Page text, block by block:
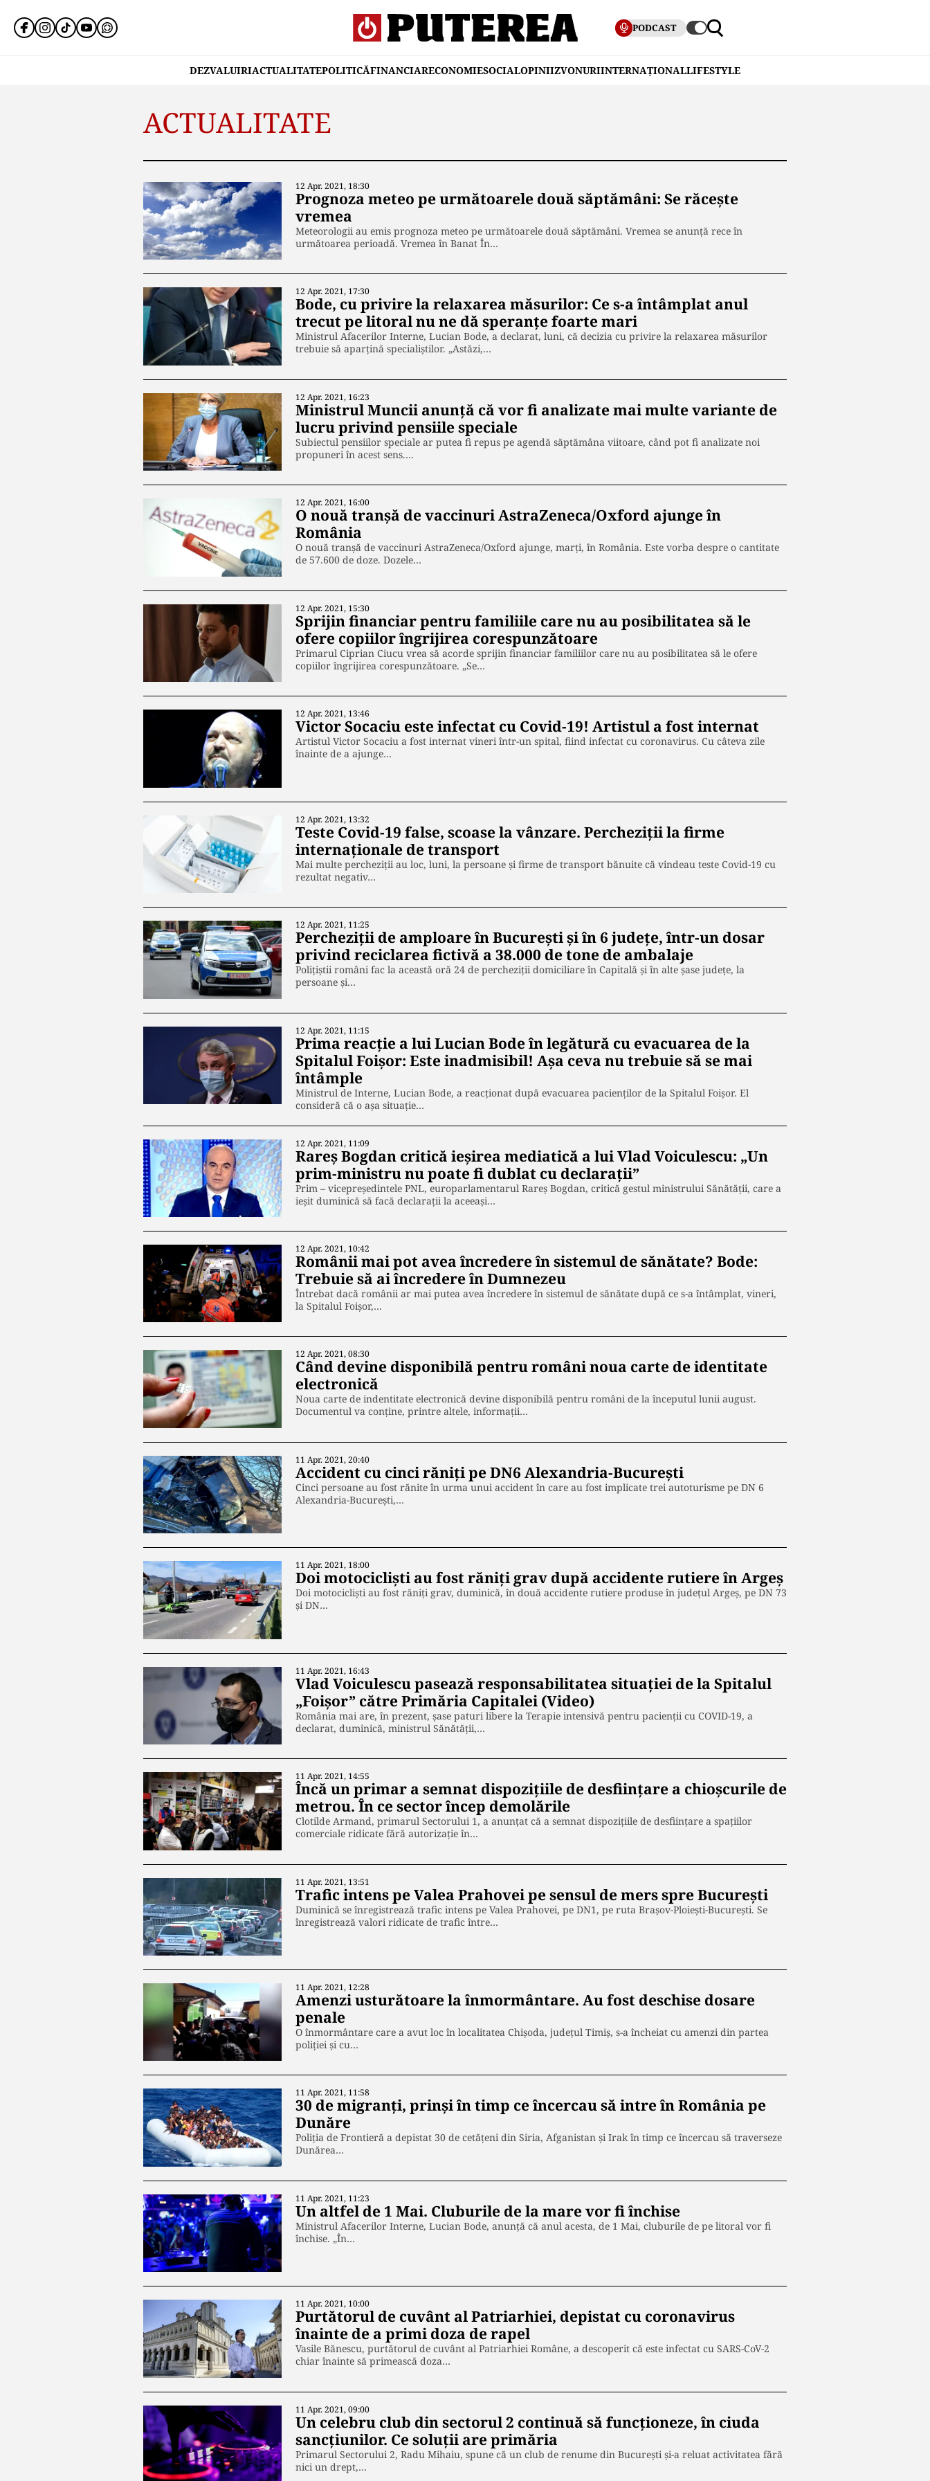
PODCAST
DEZVALUIRIACTUALITATEPOLITICĂFINANCIARECONOMIESOCIALOPINIIZVONURIINTERNAȚIONALLIFESTYLE
ACTUALITATE
12 Apr. 2021, 18:30
Prognoza meteo pe următoarele două săptămâni: Se răcește
vremea
Meteorologii au emis prognoza meteo pe următoarele două săptămâni. Vremea se anunță rece în
următoarea perioadă. Vremea în Banat În…
12 Apr. 2021, 17:30
Bode, cu privire la relaxarea măsurilor: Ce s-a întâmplat anul
trecut pe litoral nu ne dă speranţe foarte mari
Ministrul Afacerilor Interne, Lucian Bode, a declarat, luni, că decizia cu privire la relaxarea măsurilor
trebuie să aparţină specialiştilor. „Astăzi,…
12 Apr. 2021, 16:23
Ministrul Muncii anunță că vor fi analizate mai multe variante de
lucru privind pensiile speciale
Subiectul pensiilor speciale ar putea fi repus pe agendă săptămâna viitoare, când pot fi analizate noi
propuneri în acest sens.…
12 Apr. 2021, 16:00
O nouă tranșă de vaccinuri AstraZeneca/Oxford ajunge în
România
O nouă tranșă de vaccinuri AstraZeneca/Oxford ajunge, marți, în România. Este vorba despre o cantitate
de 57.600 de doze. Dozele…
12 Apr. 2021, 15:30
Sprijin financiar pentru familiile care nu au posibilitatea să le
ofere copiilor îngrijirea corespunzătoare
Primarul Ciprian Ciucu vrea să acorde sprijin financiar familiilor care nu au posibilitatea să le ofere
copiilor îngrijirea corespunzătoare. „Se…
12 Apr. 2021, 13:46
Victor Socaciu este infectat cu Covid-19! Artistul a fost internat
Artistul Victor Socaciu a fost internat vineri într-un spital, fiind infectat cu coronavirus. Cu câteva zile
înainte de a ajunge…
12 Apr. 2021, 13:32
Teste Covid-19 false, scoase la vânzare. Percheziții la firme
internaționale de transport
Mai multe percheziții au loc, luni, la persoane și firme de transport bănuite că vindeau teste Covid-19 cu
rezultat negativ…
12 Apr. 2021, 11:25
Percheziții de amploare în București și în 6 județe, într-un dosar
privind reciclarea fictivă a 38.000 de tone de ambalaje
Polițiștii români fac la această oră 24 de percheziții domiciliare în Capitală și în alte șase județe, la
persoane și…
12 Apr. 2021, 11:15
Prima reacție a lui Lucian Bode în legătură cu evacuarea de la
Spitalul Foișor: Este inadmisibil! Așa ceva nu trebuie să se mai
întâmple
Ministrul de Interne, Lucian Bode, a reacționat după evacuarea pacienților de la Spitalul Foișor. El
consideră că o așa situație…
12 Apr. 2021, 11:09
Rareș Bogdan critică ieșirea mediatică a lui Vlad Voiculescu: „Un
prim-ministru nu poate fi dublat cu declarații”
Prim – vicepreședintele PNL, europarlamentarul Rareș Bogdan, critică gestul ministrului Sănătății, care a
ieșit duminică să facă declarații la aceeași…
12 Apr. 2021, 10:42
Românii mai pot avea încredere în sistemul de sănătate? Bode:
Trebuie să ai încredere în Dumnezeu
Întrebat dacă românii ar mai putea avea încredere în sistemul de sănătate după ce s-a întâmplat, vineri,
la Spitalul Foișor,…
12 Apr. 2021, 08:30
Când devine disponibilă pentru români noua carte de identitate
electronică
Noua carte de indentitate electronică devine disponibilă pentru români de la începutul lunii august.
Documentul va conţine, printre altele, informaţii…
11 Apr. 2021, 20:40
Accident cu cinci răniți pe DN6 Alexandria-București
Cinci persoane au fost rănite în urma unui accident în care au fost implicate trei autoturisme pe DN 6
Alexandria-Bucureşti,…
11 Apr. 2021, 18:00
Doi motocicliști au fost răniți grav după accidente rutiere în Argeș
Doi motociclişti au fost răniţi grav, duminică, în două accidente rutiere produse în judeţul Argeş, pe DN 73
şi DN…
11 Apr. 2021, 16:43
Vlad Voiculescu pasează responsabilitatea situației de la Spitalul
„Foișor” către Primăria Capitalei (Video)
România mai are, în prezent, şase paturi libere la Terapie intensivă pentru pacienţii cu COVID-19, a
declarat, duminică, ministrul Sănătăţii,…
11 Apr. 2021, 14:55
Încă un primar a semnat dispozițiile de desființare a chioșcurile de
metrou. În ce sector încep demolările
Clotilde Armand, primarul Sectorului 1, a anunțat că a semnat dispozițiile de desființare a spațiilor
comerciale ridicate fără autorizație în…
11 Apr. 2021, 13:51
Trafic intens pe Valea Prahovei pe sensul de mers spre București
Duminică se înregistrează trafic intens pe Valea Prahovei, pe DN1, pe ruta Braşov-Ploieşti-Bucureşti. Se
înregistrează valori ridicate de trafic între…
11 Apr. 2021, 12:28
Amenzi usturătoare la înmormântare. Au fost deschise dosare
penale
O înmormântare care a avut loc în localitatea Chișoda, județul Timiș, s-a încheiat cu amenzi din partea
poliției și cu…
11 Apr. 2021, 11:58
30 de migranți, prinși în timp ce încercau să intre în România pe
Dunăre
Poliţia de Frontieră a depistat 30 de cetăţeni din Siria, Afganistan şi Irak în timp ce încercau să traverseze
Dunărea…
11 Apr. 2021, 11:23
Un altfel de 1 Mai. Cluburile de la mare vor fi închise
Ministrul Afacerilor Interne, Lucian Bode, anunţă că anul acesta, de 1 Mai, cluburile de pe litoral vor fi
închise. „În…
11 Apr. 2021, 10:00
Purtătorul de cuvânt al Patriarhiei, depistat cu coronavirus
înainte de a primi doza de rapel
Vasile Bănescu, purtătorul de cuvânt al Patriarhiei Române, a descoperit că este infectat cu SARS-CoV-2
chiar înainte să primească doza…
11 Apr. 2021, 09:00
Un celebru club din sectorul 2 continuă să funcționeze, în ciuda
sancțiunilor. Ce soluții are primăria
Primarul Sectorului 2, Radu Mihaiu, spune că un club de renume din București și-a reluat activitatea fără
nici un drept,…